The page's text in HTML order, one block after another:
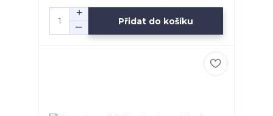
Přidat do košíku